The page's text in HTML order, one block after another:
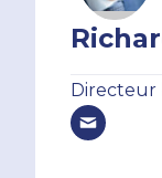
Directeur